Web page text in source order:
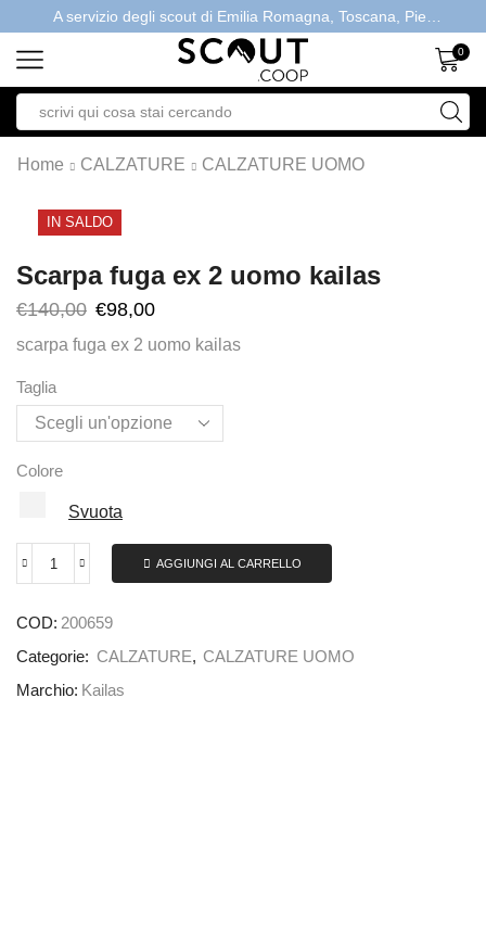
0
Home CALZATURE CALZATURE UOMO
IN SALDO
Scarpa fuga ex 2 uomo kailas
€140,00 €98,00
scarpa fuga ex 2 uomo kailas
Taglia
Colore
Svuota
AGGIUNGI AL CARRELLO
COD: 200659
Categorie: CALZATURE, CALZATURE UOMO
Marchio: Kailas